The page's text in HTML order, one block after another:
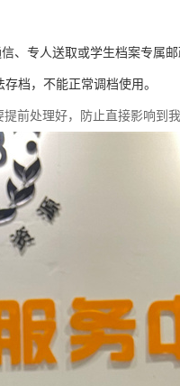
、专人送取或学生档案专属邮
档，不能正常调档使用。
前处理好，防止直接影响到我